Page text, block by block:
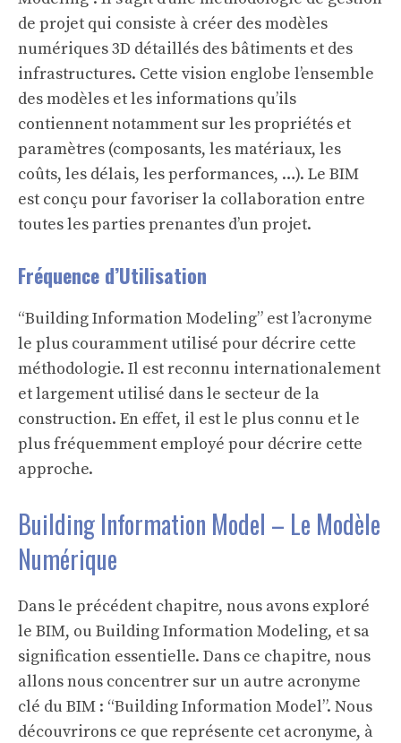
de projet qui consiste à créer des modèles
numériques 3D détaillés des bâtiments et des
infrastructures. Cette vision englobe l’ensemble
des modèles et les informations qu’ils
contiennent notamment sur les propriétés et
paramètres (composants, les matériaux, les
coûts, les délais, les performances, …). Le BIM
est conçu pour favoriser la collaboration entre
toutes les parties prenantes d’un projet.
Fréquence d’Utilisation
“Building Information Modeling” est l’acronyme
le plus couramment utilisé pour décrire cette
méthodologie. Il est reconnu internationalement
et largement utilisé dans le secteur de la
construction. En effet, il est le plus connu et le
plus fréquemment employé pour décrire cette
approche.
Building Information Model – Le Modèle
Numérique
Dans le précédent chapitre, nous avons exploré
le BIM, ou Building Information Modeling, et sa
signification essentielle. Dans ce chapitre, nous
allons nous concentrer sur un autre acronyme
clé du BIM : “Building Information Model”. Nous
découvrirons ce que représente cet acronyme, à